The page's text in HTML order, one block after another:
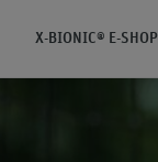
X-BIONIC® E-SHOP